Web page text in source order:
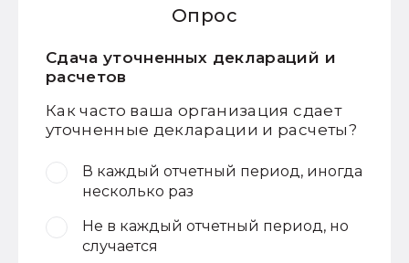
Опрос
Сдача уточненных деклараций и
расчетов
Как часто ваша организация сдает
уточненные декларации и расчеты?
В каждый отчетный период, иногда
несколько раз
Не в каждый отчетный период, но
случается